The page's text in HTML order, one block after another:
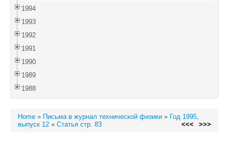
1994
1993
1992
1991
1990
1989
1988
Home » Письма в журнал технической физики » Год 1995,
выпуск 12 » Статья стр. 83 <<< >>>